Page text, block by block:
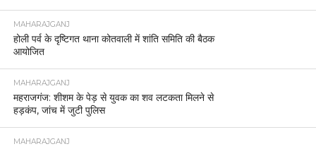
MAHARAJGANJ
होली पर्व के दृष्टिगत थाना कोतवाली में शांति समिति की बैठक
आयोजित
MAHARAJGANJ
महराजगंज: शीशम के पेड़ से युवक का शव लटकता मिलने से
हड़कंप, जांच में जुटी पुलिस
MAHARAJGANJ